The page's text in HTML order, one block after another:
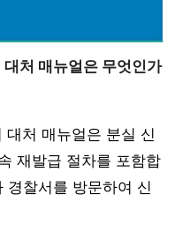
처 매뉴얼은 무엇인가
처 매뉴얼은 분실 신
재발급 절차를 포함합
경찰서를 방문하여 신